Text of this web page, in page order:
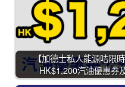
【加德士私人能源咭限
HK$1,200汽油優惠券